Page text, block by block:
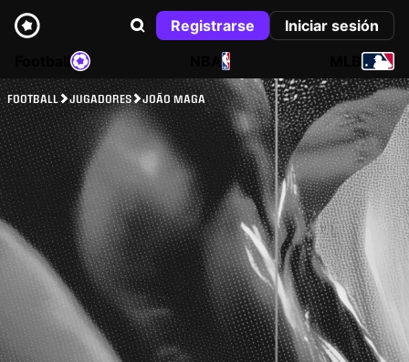
Registrarse
Iniciar sesión
NBA
FOOTBALL JUGADORES JOÃO MAGA